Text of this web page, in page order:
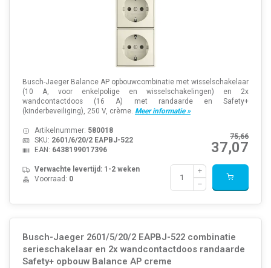
Busch-Jaeger Balance AP opbouwcombinatie met wisselschakelaar
(10 A, voor enkelpolige en wisselschakelingen) en 2x
wandcontactdoos (16 A) met randaarde en Safety+
(kinderbeveiliging), 250 V, crème. Meer informatie »
75,66
37,07
Artikelnummer: 580018
SKU: 2601/6/20/2 EAPBJ-522
EAN: 6438199017396
Verwachte levertijd: 1-2 weken
Voorraad: 0
Busch-Jaeger 2601/5/20/2 EAPBJ-522 combinatie
serieschakelaar en 2x wandcontactdoos randaarde
Safety+ opbouw Balance AP creme